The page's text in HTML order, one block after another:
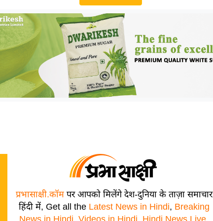
प्रभासाक्षी.कॉमपर आपको मिलेंगे देश-दुनिया के ताज़ा समाचार
हिंदी में, Get all the Latest News in Hindi, Breaking